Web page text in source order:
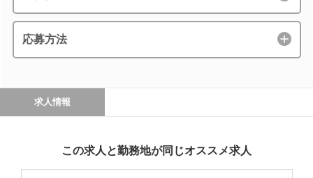
応募方法
求人情報
この求人と勤務地が同じオススメ求人